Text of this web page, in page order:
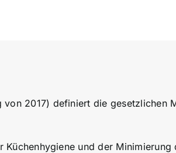
von 2017) definiert die gesetzlichen
und der